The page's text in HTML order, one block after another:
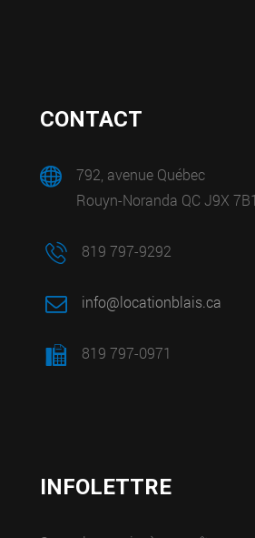
CONTACT
792, avenue Québec
Rouyn-Noranda QC J9X 7B1
819 797-9292
info@locationblais.ca
819 797-0971
INFOLETTRE